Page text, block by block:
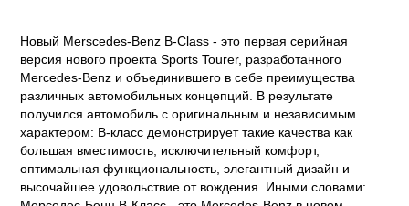
Новый Merscedes-Benz В-Class - это первая серийная
версия нового проекта Sports Tourer, разработанного
Mercedes-Benz и объединившего в себе преимущества
различных автомобильных концепций. В результате
получился автомобиль с оригинальным и независимым
характером: В-класс демонстрирует такие качества как
большая вместимость, исключительный комфорт,
оптимальная функциональность, элегантный дизайн и
высочайшее удовольствие от вождения. Иными словами: